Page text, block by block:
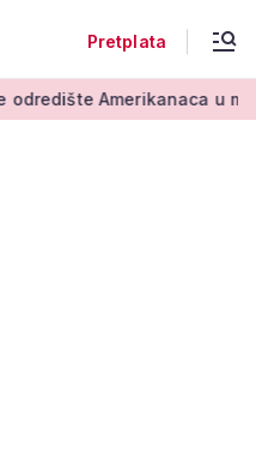
Pretplata
u mirovini: Pruža mir i